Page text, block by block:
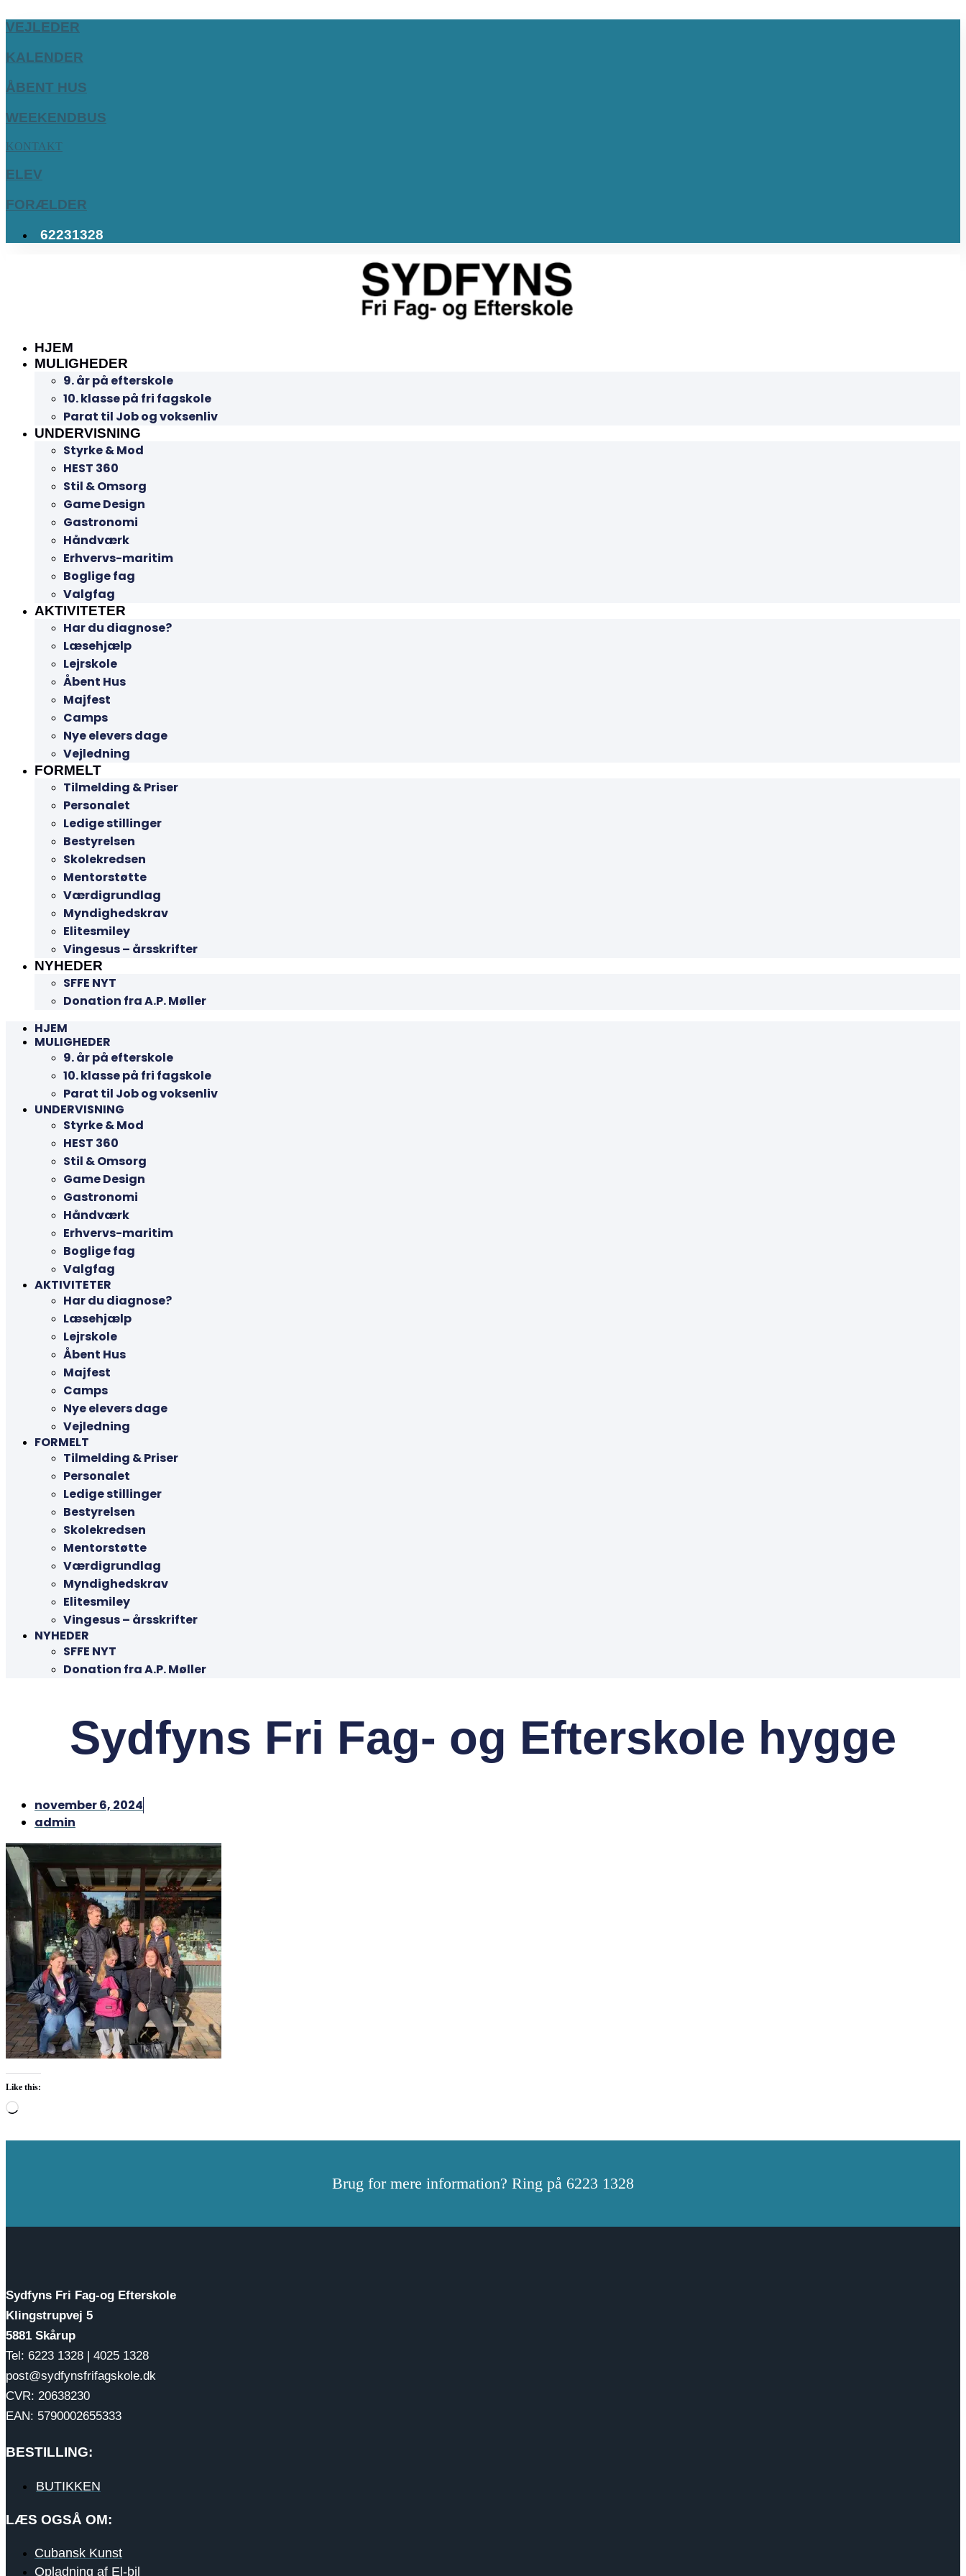
VEJLEDER
KALENDER
ÅBENT HUS
WEEKENDBUS
KONTAKT
ELEV
FORÆLDER
62231328
HJEM
MULIGHEDER
9. år på efterskole
10. klasse på fri fagskole
Parat til Job og voksenliv
UNDERVISNING
Styrke & Mod
HEST 360
Stil & Omsorg
Game Design
Gastronomi
Håndværk
Erhvervs-maritim
Boglige fag
Valgfag
AKTIVITETER
Har du diagnose?
Læsehjælp
Lejrskole
Åbent Hus
Majfest
Camps
Nye elevers dage
Vejledning
FORMELT
Tilmelding & Priser
Personalet
Ledige stillinger
Bestyrelsen
Skolekredsen
Mentorstøtte
Værdigrundlag
Myndighedskrav
Elitesmiley
Vingesus – årsskrifter
NYHEDER
SFFE NYT
Donation fra A.P. Møller
HJEM
MULIGHEDER
9. år på efterskole
10. klasse på fri fagskole
Parat til Job og voksenliv
UNDERVISNING
Styrke & Mod
HEST 360
Stil & Omsorg
Game Design
Gastronomi
Håndværk
Erhvervs-maritim
Boglige fag
Valgfag
AKTIVITETER
Har du diagnose?
Læsehjælp
Lejrskole
Åbent Hus
Majfest
Camps
Nye elevers dage
Vejledning
FORMELT
Tilmelding & Priser
Personalet
Ledige stillinger
Bestyrelsen
Skolekredsen
Mentorstøtte
Værdigrundlag
Myndighedskrav
Elitesmiley
Vingesus – årsskrifter
NYHEDER
SFFE NYT
Donation fra A.P. Møller
Sydfyns Fri Fag- og Efterskole hygge
november 6, 2024
admin
Like this:
Loading…
Brug for mere information? Ring på 6223 1328
Sydfyns Fri Fag-og Efterskole
Klingstrupvej 5
5881 Skårup
Tel: 6223 1328 | 4025 1328
post@sydfynsfrifagskole.dk
CVR: 20638230
EAN: 5790002655333
BESTILLING:
BUTIKKEN
LÆS OGSÅ OM:
Cubansk Kunst
Opladning af El-bil